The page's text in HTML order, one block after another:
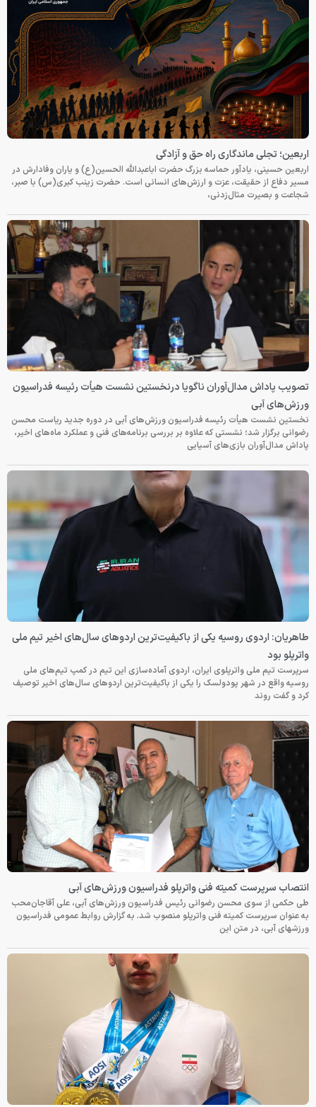
اربعین؛ تجلی ماندگاری راه حق و آزادگی
اربعین حسینی، یادآور حماسه بزرگ حضرت اباعبدالله الحسین(ع) و یاران وفادارش در
مسیر دفاع از حقیقت، عزت و ارزش‌های انسانی است. حضرت زینب کبری(س) با صبر،
شجاعت و بصیرت مثال‌زدنی،
تصویب پاداش مدال‌آوران ناگویا درنخستین نشست هیأت رئیسه فدراسیون
ورزش‌های آبی
نخستین نشست هیأت رئیسه فدراسیون ورزش‌های آبی در دوره جدید ریاست محسن
رضوانی برگزار شد؛ نشستی که علاوه بر بررسی برنامه‌های فنی و عملکرد ماه‌های اخیر،
پاداش مدال‌آوران بازی‌های آسیایی
طاهریان: اردوی روسیه یکی از باکیفیت‌ترین اردوهای سال‌های اخیر تیم ملی
واترپلو بود
سرپرست تیم ملی واترپلوی ایران، اردوی آماده‌سازی این تیم در کمپ تیم‌های ملی
روسیه واقع در شهر پودولسک را یکی از باکیفیت‌ترین اردوهای سال‌های اخیر توصیف
کرد و گفت روند
انتصاب سرپرست کمیته فنی واترپلو فدراسیون ورزش‌های آبی
طی حکمی از سوی محسن رضوانی رئیس فدراسیون ورزش‌های آبی، علی آقاجان‌محب
به عنوان سرپرست کمیته فنی واترپلو منصوب شد. به گزارش روابط عمومی فدراسیون
ورزشهای آبی، در متن این